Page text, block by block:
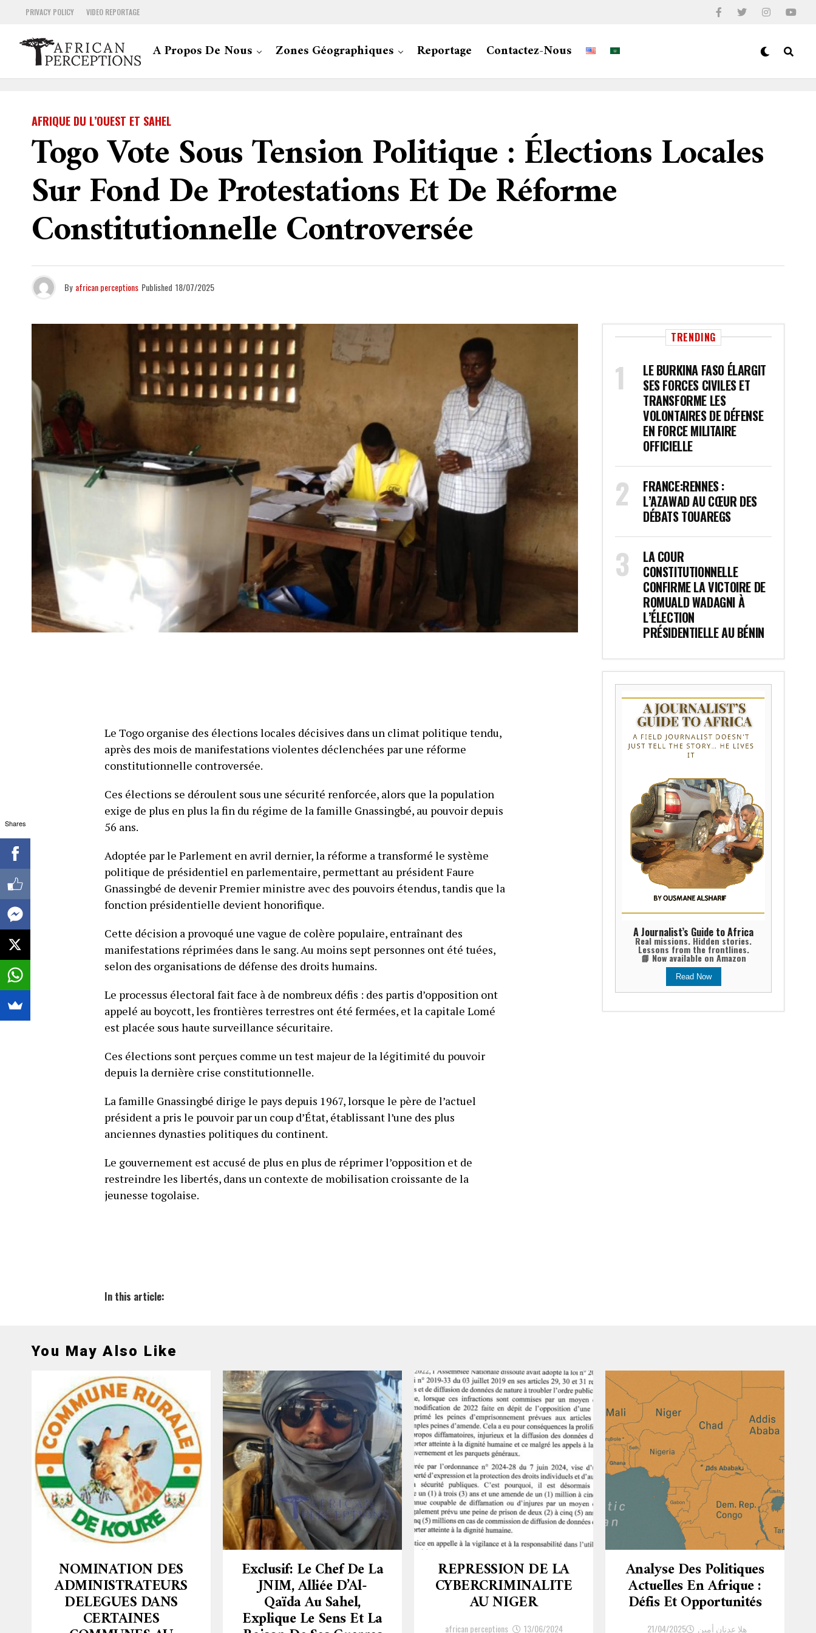
PRIVACY POLICY VIDEO REPORTAGE
A Propos De Nous Zones Géographiques Reportage Contactez-Nous
AFRIQUE DU L’OUEST ET SAHEL
Togo Vote Sous Tension Politique : Élections Locales
Sur Fond De Protestations Et De Réforme
Constitutionnelle Controversée
By african perceptions Published 18/07/2025
Le Togo organise des élections locales décisives dans un climat politique tendu,
après des mois de manifestations violentes déclenchées par une réforme
constitutionnelle controversée.
Ces élections se déroulent sous une sécurité renforcée, alors que la population
exige de plus en plus la fin du régime de la famille Gnassingbé, au pouvoir depuis
56 ans.
Adoptée par le Parlement en avril dernier, la réforme a transformé le système
politique de présidentiel en parlementaire, permettant au président Faure
Gnassingbé de devenir Premier ministre avec des pouvoirs étendus, tandis que la
fonction présidentielle devient honorifique.
Cette décision a provoqué une vague de colère populaire, entraînant des
manifestations réprimées dans le sang. Au moins sept personnes ont été tuées,
selon des organisations de défense des droits humains.
Le processus électoral fait face à de nombreux défis : des partis d’opposition ont
appelé au boycott, les frontières terrestres ont été fermées, et la capitale Lomé
est placée sous haute surveillance sécuritaire.
Ces élections sont perçues comme un test majeur de la légitimité du pouvoir
depuis la dernière crise constitutionnelle.
La famille Gnassingbé dirige le pays depuis 1967, lorsque le père de l’actuel
président a pris le pouvoir par un coup d’État, établissant l’une des plus
anciennes dynasties politiques du continent.
Le gouvernement est accusé de plus en plus de réprimer l’opposition et de
restreindre les libertés, dans un contexte de mobilisation croissante de la
jeunesse togolaise.
In this article:
TRENDING
LE BURKINA FASO ÉLARGIT
SES FORCES CIVILES ET
TRANSFORME LES
VOLONTAIRES DE DÉFENSE
EN FORCE MILITAIRE
OFFICIELLE
FRANCE:RENNES :
L’AZAWAD AU CŒUR DES
DÉBATS TOUAREGS
LA COUR
CONSTITUTIONNELLE
CONFIRME LA VICTOIRE DE
ROMUALD WADAGNI À
L’ÉLECTION
PRÉSIDENTIELLE AU BÉNIN
A Journalist’s Guide to Africa
Real missions. Hidden stories.
Lessons from the frontlines.
📘 Now available on Amazon
Read Now
You May Also Like
NOMINATION DES
ADMINISTRATEURS
DELEGUES DANS
CERTAINES
Exclusif: Le Chef De La
JNIM, Alliée D’Al-
Qaïda Au Sahel,
Explique Le Sens Et La
REPRESSION DE LA
CYBERCRIMINALITE
AU NIGER
african perceptions 13/06/2024
Analyse Des Politiques
Actuelles En Afrique :
Défis Et Opportunités
هلا عدنان أمين 21/04/2025
Shares